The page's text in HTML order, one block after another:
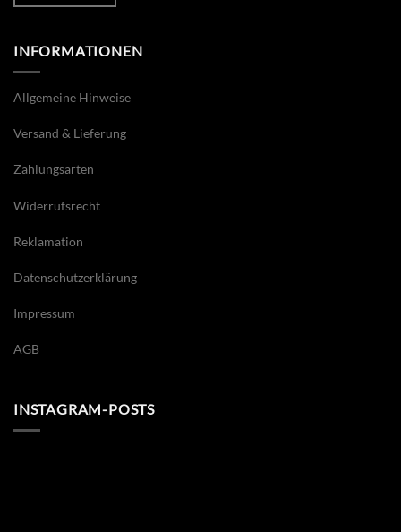
INFORMATIONEN
Allgemeine Hinweise
Versand & Lieferung
Zahlungsarten
Widerrufsrecht
Reklamation
Datenschutzerklärung
Impressum
AGB
INSTAGRAM-POSTS